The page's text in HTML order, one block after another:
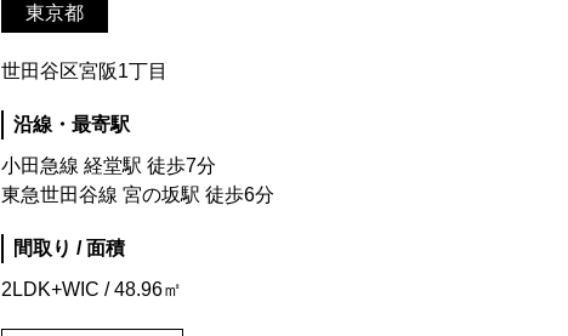
東京都
世田谷区宮阪1丁目
沿線・最寄駅
小田急線 経堂駅 徒歩7分
東急世田谷線 宮の坂駅 徒歩6分
間取り / 面積
2LDK+WIC / 48.96㎡